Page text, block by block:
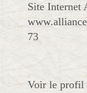
Site Internet
73
Voir le profil